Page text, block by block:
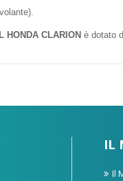
HONDA CLARION è dotato
IL
Il